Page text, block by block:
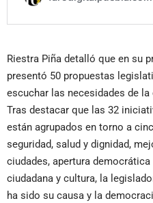
Riestra Piña detalló que en su
presentó 50 propuestas
escuchar las necesidades de la
Tras destacar que las 32
están agrupados en torno a
seguridad, salud y dignidad,
ciudades, apertura
ciudadana y cultura, la
ha sido su causa y la